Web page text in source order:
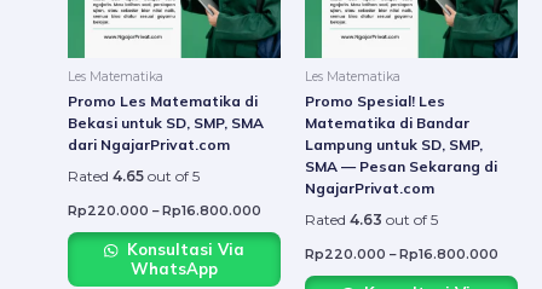
Les Matematika
Promo Les Matematika di
Bekasi untuk SD, SMP, SMA
dari NgajarPrivat.com
Rated 4.65 out of 5
Rp220.000 – Rp16.800.000
options
may
chosen
on
product
Konsultasi Via
WhatsApp
Les Matematika
Promo Spesial! Les
Matematika di Bandar
Lampung untuk SD, SMP,
SMA — Pesan Sekarang di
NgajarPrivat.com
Rated 4.63 out of 5
Rp220.000 – Rp16.800.000
may